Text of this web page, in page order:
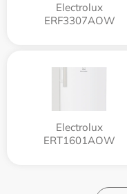
Electrolux
ERF3307AOW
Electrolux
ERT1601AOW